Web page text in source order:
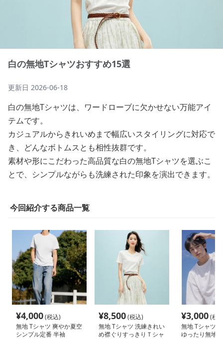
白の無地Tシャツおすすめ15選
更新日 2026-06-18
白の無地Tシャツは、ワードローブに欠かせない万能アイ
テムです。
カジュアルからきれいめまで幅広いスタイリングに対応で
き、どんなボトムスとも相性抜群です。
素材や形にこだわった高品質な白の無地Tシャツを選ぶこ
とで、シンプルながらも洗練された印象を演出できます。
今回紹介する商品一覧
¥4,000(税込)
無地 Tシャツ 爽やか夏空
シンプル定番 半袖
¥8,500(税込)
無地 Tシャツ 洗練きれい
め襟ぐりすっきりＴシャ
¥3,000(税
無地 Tシャツ
ゆったり無地